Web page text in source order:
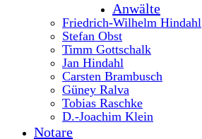
Anwälte
Friedrich-Wilhelm Hindahl
Stefan Obst
Timm Gottschalk
Jan Hindahl
Carsten Brambusch
Güney Ralva
Tobias Raschke
D.-Joachim Klein
Notare